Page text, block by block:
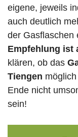
eigene, jeweils
auch deutlich
der Gasflaschen
Empfehlung ist
klären, ob das
Tiengen
Ende nicht
sein!